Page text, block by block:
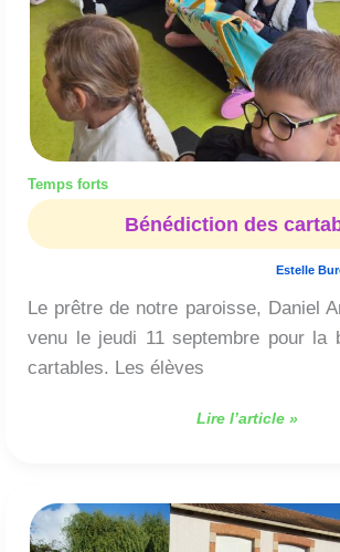
Temps forts
Bénédiction des
Estelle
Le prêtre de notre paroisse, Daniel
venu le jeudi 11 septembre pour la
cartables. Les élèves
Lire l’article »
C’est